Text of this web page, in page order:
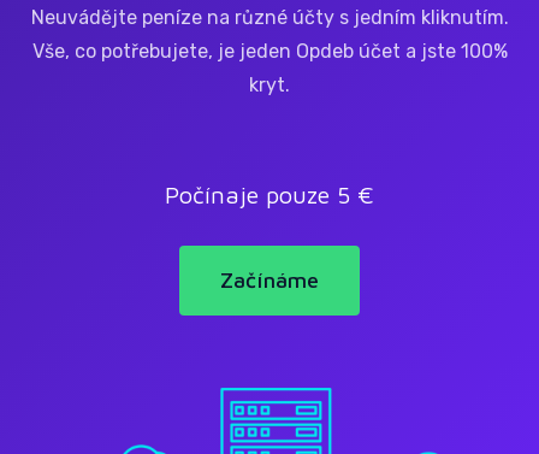
Neuvádějte peníze na různé účty s jedním kliknutím.
Vše, co potřebujete, je jeden Opdeb účet a jste 100%
kryt.
Počínaje pouze 5 €
Začínáme